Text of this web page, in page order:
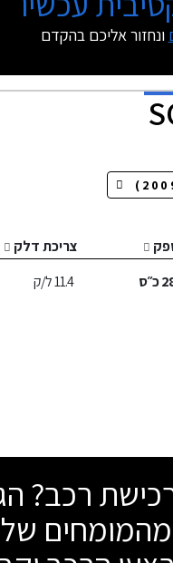
ונחזור אליכם בהקדם
צריכת דלק
כ״ס 11.4ל/ק
רכב?